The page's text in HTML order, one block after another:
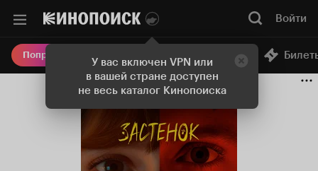
У вас включен VPN или
в вашей стране доступен
не весь каталог Кинопоиска
Войти
Попробовать Плюс Онлайн-кинотеатр